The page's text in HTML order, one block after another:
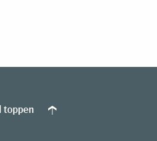
toppen